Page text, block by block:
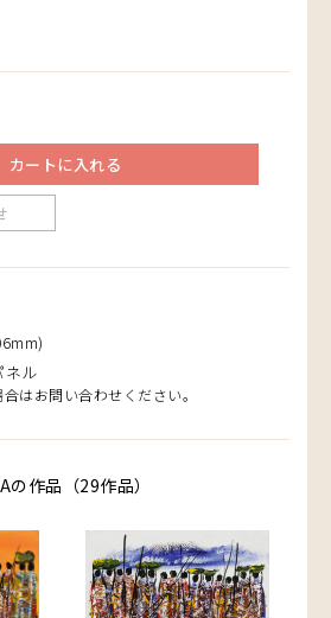
カートに入れる
ネル
はお問い合わせください。
作品（29作品）